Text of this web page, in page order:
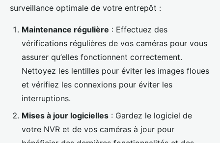
surveillance optimale de votre entrepôt :
Maintenance régulière : Effectuez des
vérifications régulières de vos caméras pour vous
assurer qu’elles fonctionnent correctement.
Nettoyez les lentilles pour éviter les images floues
et vérifiez les connexions pour éviter les
interruptions.
Mises à jour logicielles : Gardez le logiciel de
votre NVR et de vos caméras à jour pour